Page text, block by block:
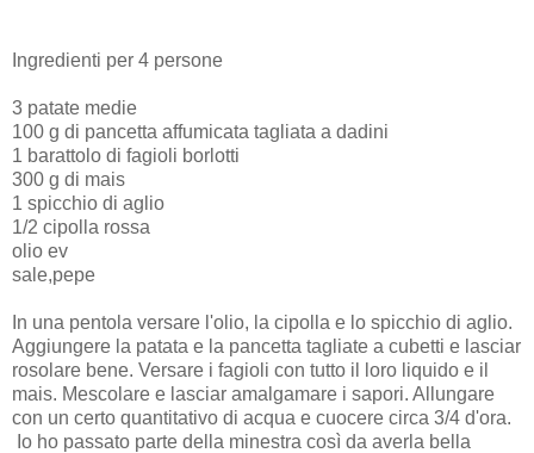
Ingredienti per 4 persone
3 patate medie
100 g di pancetta affumicata tagliata a dadini
1 barattolo di fagioli borlotti
300 g di mais
1 spicchio di aglio
1/2 cipolla rossa
olio ev
sale,pepe
In una pentola versare l'olio, la cipolla e lo spicchio di aglio.
Aggiungere la patata e la pancetta tagliate a cubetti e lasciar
rosolare bene. Versare i fagioli con tutto il loro liquido e il
mais. Mescolare e lasciar amalgamare i sapori. Allungare
con un certo quantitativo di acqua e cuocere circa 3/4 d'ora.
Io ho passato parte della minestra così da averla bella